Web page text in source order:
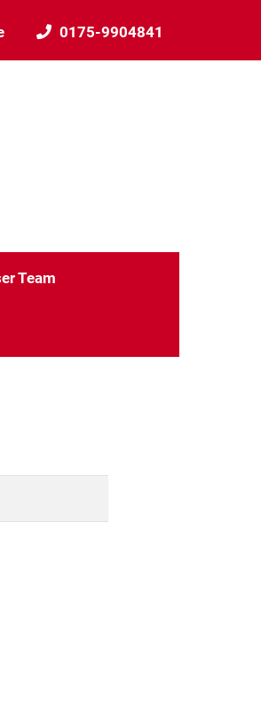
0175-9904841
Team